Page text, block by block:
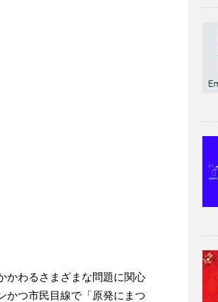
かわるさまざまな問題に関心
かつ市民目線で「原発にまつ